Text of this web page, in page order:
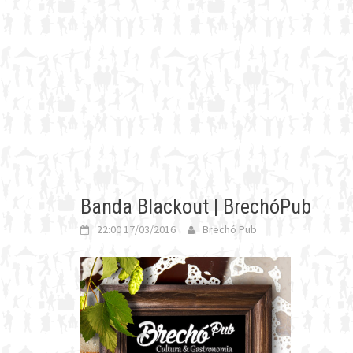
Banda Blackout | BrechóPub
22:00 17/03/2016 Brechó Pub